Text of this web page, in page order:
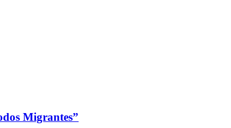
Migrantes”